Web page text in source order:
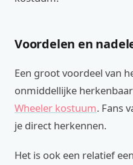
Voordelen en
Een groot voordeel van
onmiddellijke
Wheeler kostuum. Fans
je direct herkennen.
Het is ook een relatief